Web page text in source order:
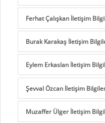
Ferhat Çalışkan İletişim
Burak Karakaş İletişim
Eylem Erkaslan İletişim
Şevval Özcan İletişim
Muzaffer Ülger İletişim